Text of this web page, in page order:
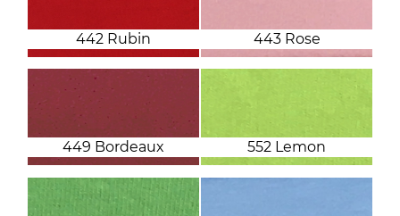
442 Rubin 443 Rose
449 Bordeaux 552 Lemon